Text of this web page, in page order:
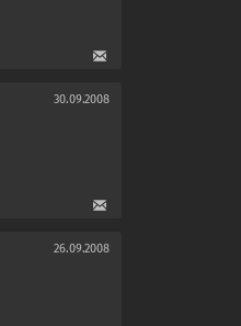
30.09.2008
26.09.2008